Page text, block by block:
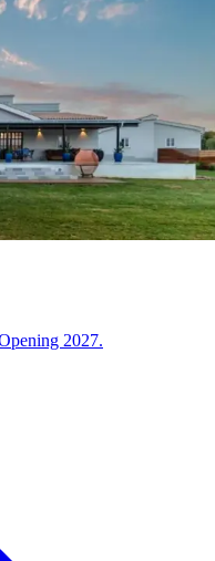
2027.